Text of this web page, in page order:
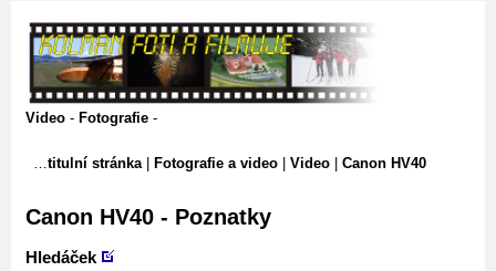
Video - Fotografie -
titulní stránka| Fotografie a video| Video| Canon HV40
Canon HV40 - Poznatky
Hledáček